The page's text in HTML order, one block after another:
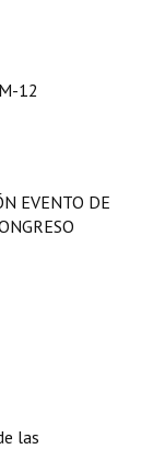
12
EVENTO DE
las